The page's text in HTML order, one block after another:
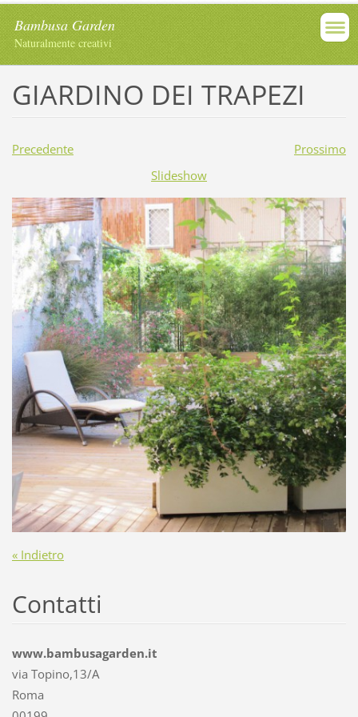
Bambusa Garden
Naturalmente creativi
GIARDINO DEI TRAPEZI
Precedente
Prossimo
Slideshow
« Indietro
Contatti
www.bambusagarden.it
via Topino,13/A
Roma